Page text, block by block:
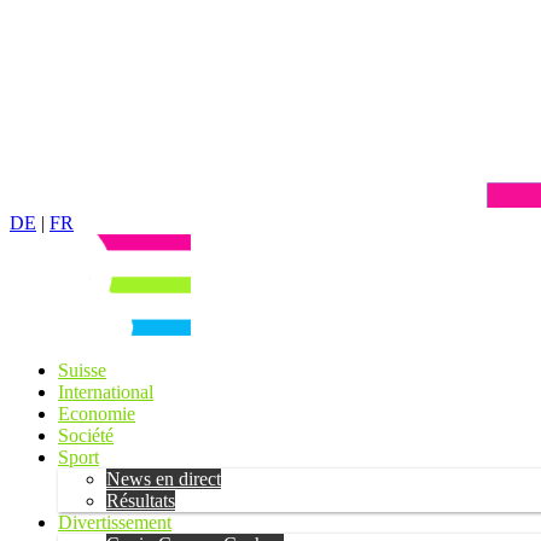
DE | FR
Suisse
International
Economie
Société
Sport
News en direct
Résultats
Divertissement